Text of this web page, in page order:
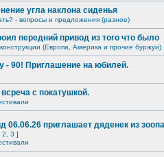
угла наклона сиденья
- вопросы и предложения (разное)
передний привод из того что было
(Европа, Америка и прочие буржуи)
- 90! Приглашение на юбилей.
с покатушкой.
06.06.26 приглашает дяденек из
2 3 ]